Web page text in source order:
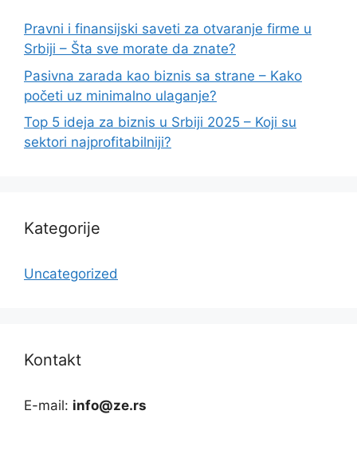
Pravni i finansijski saveti za otvaranje firme u
Srbiji – Šta sve morate da znate?
Pasivna zarada kao biznis sa strane – Kako
početi uz minimalno ulaganje?
Top 5 ideja za biznis u Srbiji 2025 – Koji su
sektori najprofitabilniji?
Kategorije
Uncategorized
Kontakt
E-mail: info@ze.rs